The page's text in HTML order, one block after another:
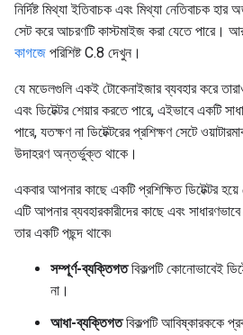
নির্দিষ্ট মিথ্যা ইতিবাচক এবং মিথ্যা নেতিবাচক
সেট করে আচরণটি কাস্টমাইজ করা যেতে পারে।
কাগজে পরিশিষ্ট C.8 দেখুন।
যে মডেলগুলি একই টোকেনাইজার ব্যবহার করে
এবং ডিটেক্টর শেয়ার করতে পারে, এইভাবে একটি
পারে, যতক্ষণ না ডিটেক্টরের প্রশিক্ষণ সেটে
উদাহরণ অন্তর্ভুক্ত থাকে।
একবার আপনার কাছে একটি প্রশিক্ষিত ডিটেক্টর
এটি আপনার ব্যবহারকারীদের কাছে এবং
তার একটি পছন্দ থাকে৷
সম্পূর্ণ-ব্যক্তিগতবিকল্পটি কোনোভাবেই
না।
আধা-ব্যক্তিগতবিকল্পটি আবিষ্কারককে